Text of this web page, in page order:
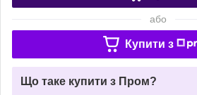
або
Купити з
Що таке купити з Пром?